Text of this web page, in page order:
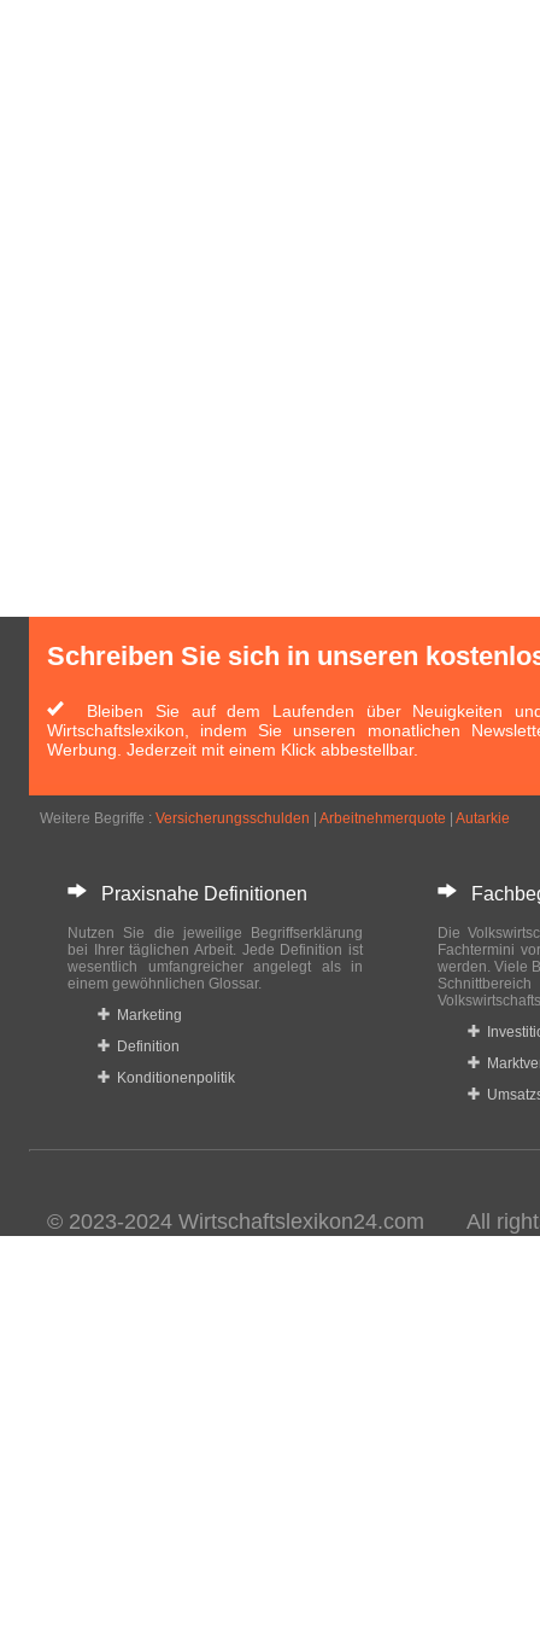
Schreiben Sie sich in unseren
Bleiben Sie auf dem Laufenden über Neuigkeiten
Wirtschaftslexikon, indem Sie unseren monatlichen
Werbung. Jederzeit mit einem Klick abbestellbar.
Weitere Begriffe : Versicherungsschulden Arbeitnehmerquote Autarkie
Praxisnahe Definitionen
Nutzen Sie die jeweilige Begriffserklärung
bei Ihrer täglichen Arbeit. Jede Definition ist
wesentlich umfangreicher angelegt als in
einem gewöhnlichen Glossar.
Marketing
Definition
Konditionenpolitik
Die
Fachtermini
werden. Viele
© 2023-2024 Wirtschaftslexikon24.com All